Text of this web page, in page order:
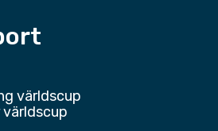
världscup
världscup